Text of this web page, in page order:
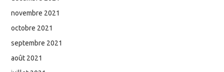
novembre 2021
octobre 2021
septembre 2021
août 2021